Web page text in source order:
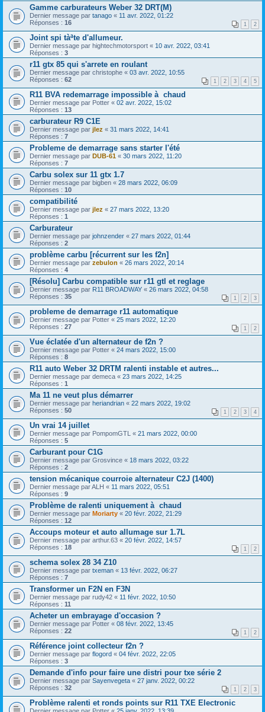
Gamme carburateurs Weber 32 DRT(M)
Dernier message par tanago « 11 avr. 2022, 01:22
Réponses : 16 1 2
Joint spi tàªte d'allumeur.
Dernier message par hightechmotorsport « 10 avr. 2022, 03:41
Réponses : 3
r11 gtx 85 qui s'arrete en roulant
Dernier message par christophe « 03 avr. 2022, 10:55
Réponses : 62 1 2 3 4 5
R11 BVA redemarrage impossible à chaud
Dernier message par Potter « 02 avr. 2022, 15:02
Réponses : 13
carburateur R9 C1E
Dernier message par jlez « 31 mars 2022, 14:41
Réponses : 7
Probleme de demarrage sans starter l'été
Dernier message par DUB-61 « 30 mars 2022, 11:20
Réponses : 7
Carbu solex sur 11 gtx 1.7
Dernier message par bigben « 28 mars 2022, 06:09
Réponses : 10
compatibilité
Dernier message par jlez « 27 mars 2022, 13:20
Réponses : 1
Carburateur
Dernier message par johnzender « 27 mars 2022, 01:44
Réponses : 2
problème carbu [récurrent sur les f2n]
Dernier message par zebulon « 26 mars 2022, 20:14
Réponses : 4
[Résolu] Carbu compatible sur r11 gtl et reglage
Dernier message par R11 BROADWAY « 26 mars 2022, 04:58
Réponses : 35 1 2 3
probleme de demarrage r11 automatique
Dernier message par Potter « 25 mars 2022, 12:20
Réponses : 27 1 2
Vue éclatée d'un alternateur de f2n ?
Dernier message par Potter « 24 mars 2022, 15:00
Réponses : 8
R11 auto Weber 32 DRTM ralenti instable et autres...
Dernier message par demeca « 23 mars 2022, 14:25
Réponses : 1
Ma 11 ne veut plus démarrer
Dernier message par heriandrian « 22 mars 2022, 19:02
Réponses : 50 1 2 3 4
Un vrai 14 juillet
Dernier message par PompomGTL « 21 mars 2022, 00:00
Réponses : 5
Carburant pour C1G
Dernier message par Grosvince « 18 mars 2022, 03:22
Réponses : 2
tension mécanique courroie alternateur C2J (1400)
Dernier message parALH « 11 mars 2022, 05:51
Réponses : 9
Problème de ralenti uniquement à chaud
Dernier message par Moriarty « 20 févr. 2022, 21:29
Réponses : 12
Accoups moteur et auto allumage sur 1.7L
Dernier message par arthur.63 « 20 févr. 2022, 14:57
Réponses : 18 1 2
schema solex 28 34 Z10
Dernier message par txeman « 13 févr. 2022, 06:27
Réponses : 7
Transformer un F2N en F3N
Dernier message par rudy42 « 11 févr. 2022, 10:50
Réponses : 11
Acheter un embrayage d'occasion ?
Dernier message par Potter « 08 févr. 2022, 13:45
Réponses : 22 1 2
Référence joint collecteur f2n ?
Dernier message par flogord « 04 févr. 2022, 22:05
Réponses : 3
Demande d'info pour faire une distri pour txe série 2
Dernier message par Sayenvegeta « 27 janv. 2022, 00:22
Réponses : 32 1 2 3
Problème ralenti et ronds points sur R11 TXE Electronic
Dernier message par Potter « 25 janv. 2022, 13:39